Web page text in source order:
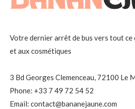
Votre dernier arrêt de bus vers tout ce
et aux cosmétiques
3 Bd Georges Clemenceau, 72100 Le
Phone: +33 7 49 72 54 52
Email: contact@bananejaune.com